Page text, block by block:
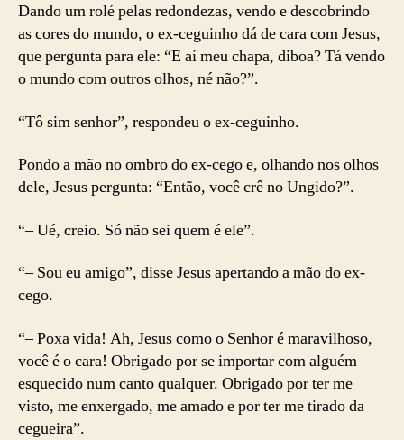
Dando um rolé pelas redondezas, vendo e descobrindo
as cores do mundo, o ex-ceguinho dá de cara com Jesus,
que pergunta para ele: “E aí meu chapa, diboa? Tá vendo
o mundo com outros olhos, né não?”.
“Tô sim senhor”, respondeu o ex-ceguinho.
Pondo a mão no ombro do ex-cego e, olhando nos olhos
dele, Jesus pergunta: “Então, você crê no Ungido?”.
“– Ué, creio. Só não sei quem é ele”.
“– Sou eu amigo”, disse Jesus apertando a mão do ex-
cego.
“– Poxa vida! Ah, Jesus como o Senhor é maravilhoso,
você é o cara! Obrigado por se importar com alguém
esquecido num canto qualquer. Obrigado por ter me
visto, me enxergado, me amado e por ter me tirado da
cegueira”.